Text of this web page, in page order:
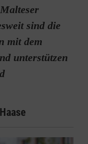
sind die
mit dem
unterstützen